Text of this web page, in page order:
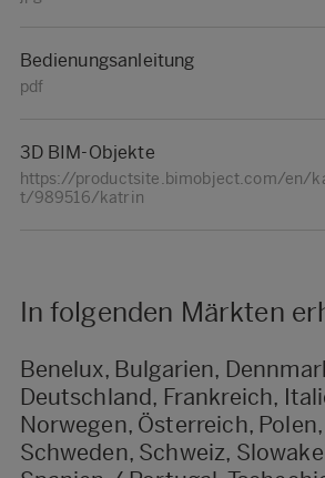
Bedienungsanleitung
pdf
3D BIM-Objekte
https://productsite.bimobject.com/en/
t/989516/katrin
In folgenden Märkten
Benelux, Bulgarien,
Deutschland, Frankreich,
Norwegen, Österreich,
Schweden, Schweiz,